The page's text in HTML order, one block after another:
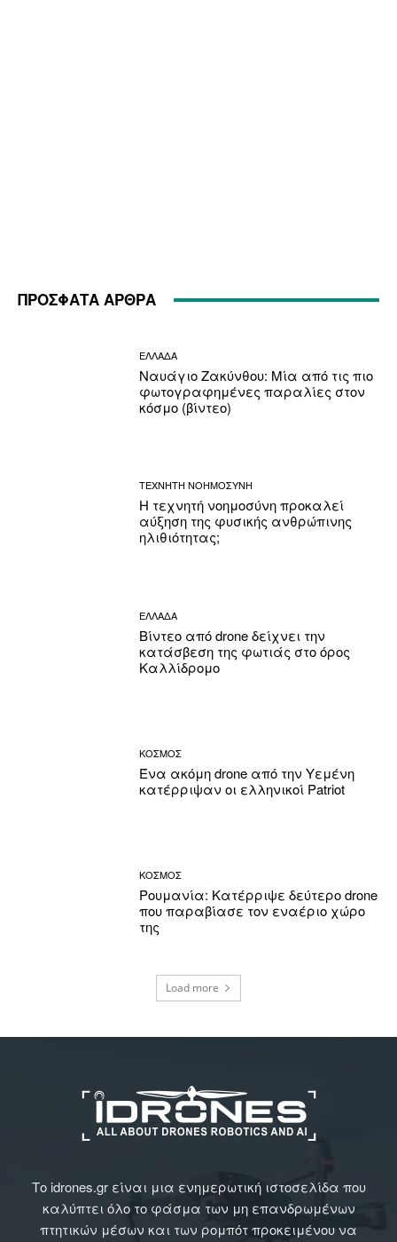
ΠΡΟΣΦΑΤΑ ΑΡΘΡΑ
ΕΛΛΑΔΑ
Ναυάγιο Ζακύνθου: Μία από τις πιο
φωτογραφημένες παραλίες στον
κόσμο (βίντεο)
ΤΕΧΝΗΤΗ ΝΟΗΜΟΣΥΝΗ
Η τεχνητή νοημοσύνη προκαλεί
αύξηση της φυσικής ανθρώπινης
ηλιθιότητας;
ΕΛΛΑΔΑ
Βίντεο από drone δείχνει την
κατάσβεση της φωτιάς στο όρος
Καλλίδρομο
ΚΟΣΜΟΣ
Ένα ακόμη drone από την Υεμένη
κατέρριψαν οι ελληνικοί Patriot
ΚΟΣΜΟΣ
Ρουμανία: Κατέρριψε δεύτερο drone
που παραβίασε τον εναέριο χώρο
της
Load more
Το idrones.gr είναι μια ενημερωτική ιστοσελίδα που
καλύπτει όλο το φάσμα των μη επανδρωμένων
πτητικών μέσων και των ρομπότ προκειμένου να